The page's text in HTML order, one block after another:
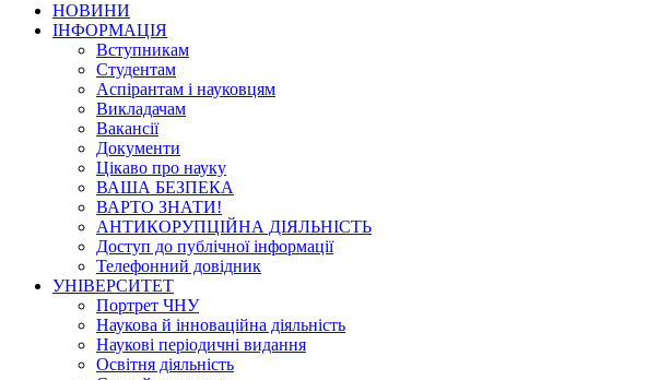
НОВИНИ
ІНФОРМАЦІЯ
Вступникам
Студентам
Аспірантам і науковцям
Викладачам
Вакансії
Документи
Цікаво про науку
ВАША БЕЗПЕКА
ВАРТО ЗНАТИ!
АНТИКОРУПЦІЙНА ДІЯЛЬНІСТЬ
Доступ до публічної інформації
Телефонний довідник
УНІВЕРСИТЕТ
Портрет ЧНУ
Наукова й інноваційна діяльність
Наукові періодичні видання
Освітня діяльність